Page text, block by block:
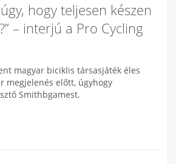
hogy teljesen készen
– interjú a Pro Cycling
magyar biciklis társasjáték éles
megjelenés előtt, úgyhogy
Smithbgamest.